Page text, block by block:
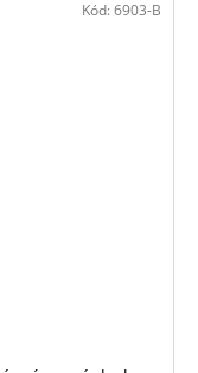
Kód: 6903-B